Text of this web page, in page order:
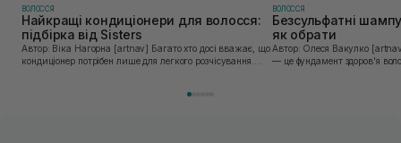
ВОЛОССЯ
Найкращі кондиціонери для волосся:
підбірка від Sisters
Автор: Віка Нагорна [artnav] Багато хто досі вважає, що
кондиціонер потрібен лише для легкого розчісування.
ВОЛОССЯ
Безсульфатні
як обрати
Автор: Олеся Вакулко [artnav] Очищення шкіри голови
— це фундамент здоров'я